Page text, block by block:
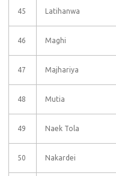
45 Latihanwa
46 Maghi
47 Majhariya
48 Mutia
49 Naek Tola
50 Nakardei